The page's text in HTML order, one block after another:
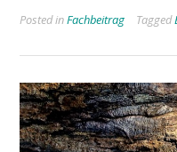
Posted inFachbeitrag Tagged